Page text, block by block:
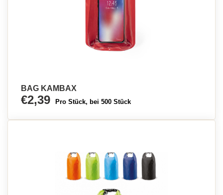
BAG KAMBAX
€2,39 Pro Stück, bei 500 Stück